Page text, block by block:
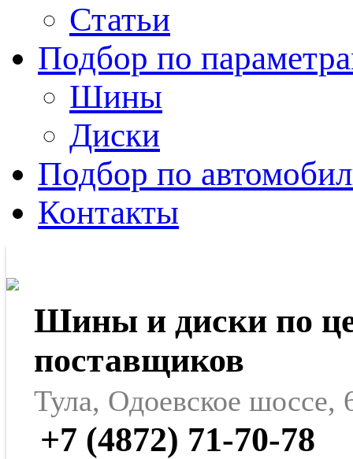
Статьи
Подбор по
Шины
Диски
Подбор по
Контакты
Шины и диски по
поставщиков
Тула, Одоевское шоссе,
+7 (4872) 71-70-78